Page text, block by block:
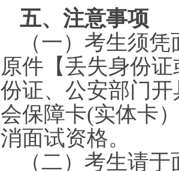
五、注意事项
（一）考生须
原件【丢失身份
份证、公安部门
会保障卡(实体卡
消面试资格。
（二）考生请